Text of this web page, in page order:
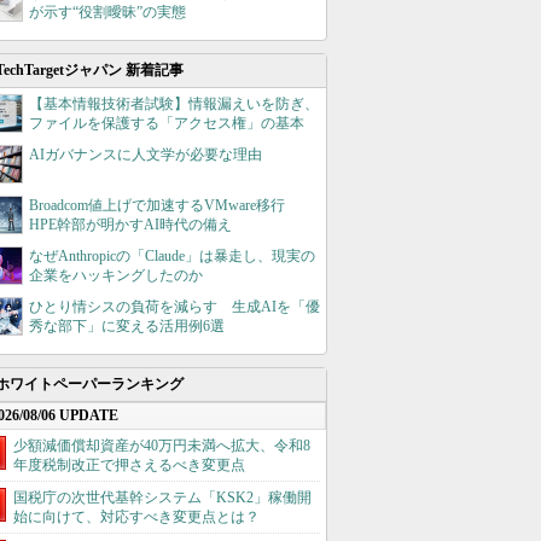
が示す“役割曖昧”の実態
ジャパン 新着記事
【基本情報技術者試験】情報漏えいを防ぎ、
ファイルを保護する「アクセス権」の基本
AIガバナンスに人文学が必要な理由
Broadcom値上げで加速するVMware移行
HPE幹部が明かすAI時代の備え
なぜAnthropicの「Claude」は暴走し、現実の
企業をハッキングしたのか
ひとり情シスの負荷を減らす 生成AIを「優
秀な部下」に変える活用例6選
ワイトペーパーランキング
08/06 UPDATE
少額減価償却資産が40万円未満へ拡大、令和8
年度税制改正で押さえるべき変更点
国税庁の次世代基幹システム「KSK2」稼働開
始に向けて、対応すべき変更点とは？